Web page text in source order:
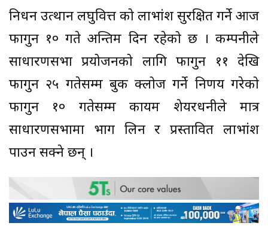
निर्धन उत्थान लघुवित्त को लाभांश सुरक्षित गर्ने आज
फागुन १० गते अन्तिम दिन रहेको छ । कम्पनीले
साधारणसभा प्रयोजनको लागि फागुन ११ देखि
फागुन २५ गतेसम्म बुक क्लोज गर्ने निर्णय गरेको
फागुन १० गतेसम्म कायम शेयरधनीले मात्र
साधारणसभामा भाग लिन र प्रस्तावित लाभांश
पाउन सक्ने छन् ।